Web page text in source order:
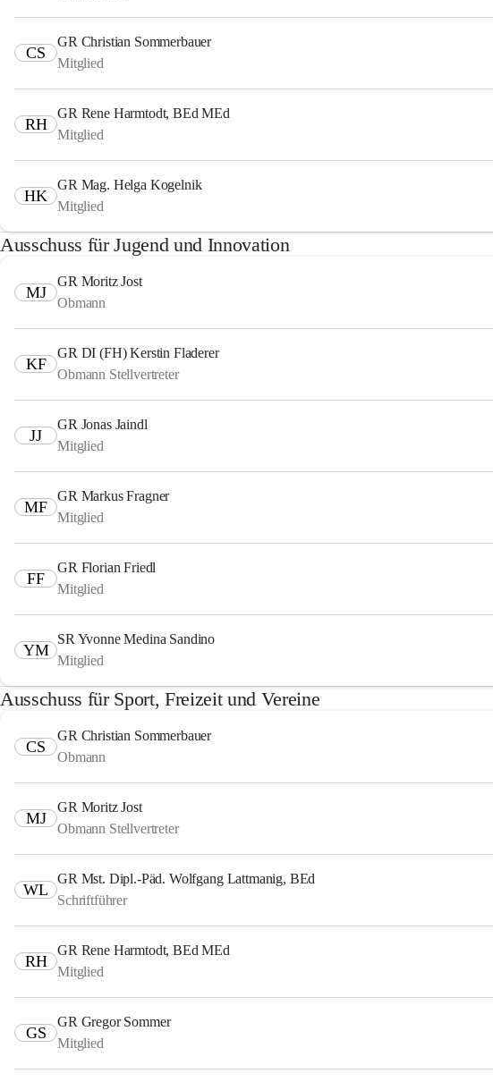
CS
GR Christian Sommerbauer
Mitglied
RH
GR Rene Harmtodt, BEd MEd
Mitglied
HK
GR Mag. Helga Kogelnik
Mitglied
Ausschuss für Jugend und Innovation
MJ
GR Moritz Jost
Obmann
KF
GR DI (FH) Kerstin Fladerer
Obmann Stellvertreter
JJ
GR Jonas Jaindl
Mitglied
MF
GR Markus Fragner
Mitglied
FF
GR Florian Friedl
Mitglied
YM
SR Yvonne Medina Sandino
Mitglied
Ausschuss für Sport, Freizeit und Vereine
CS
GR Christian Sommerbauer
Obmann
MJ
GR Moritz Jost
Obmann Stellvertreter
WL
GR Mst. Dipl.-Päd. Wolfgang Lattmanig, BEd
Schriftführer
RH
GR Rene Harmtodt, BEd MEd
Mitglied
GS
GR Gregor Sommer
Mitglied